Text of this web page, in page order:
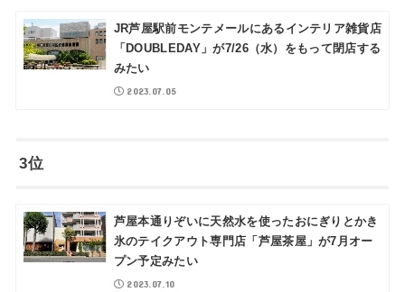
JR芦屋駅前モンテメールにあるインテリア雑貨店
「DOUBLEDAY」が7/26（水）をもって閉店する
みたい
2023.07.05
3位
芦屋本通りぞいに天然水を使ったおにぎりとかき
氷のテイクアウト専門店「芦屋茶屋」が7月オー
プン予定みたい
2023.07.10